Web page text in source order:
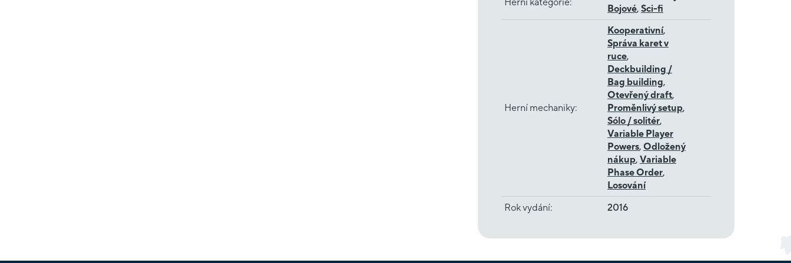
Bojové, Sci-fi
Herní mechaniky:
Kooperativní,
Správa karet v
ruce,
Deckbuilding /
Bag building,
Otevřený draft,
Proměnlivý setup,
Sólo / solitér,
Variable Player
Powers, Odložený
nákup, Variable
Phase Order,
Losování
Rok vydání: 2016